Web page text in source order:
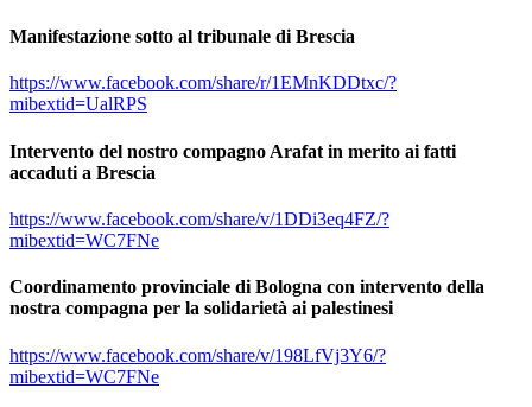
Manifestazione sotto al tribunale di Brescia
https://www.facebook.com/share/r/1EMnKDDtxc/?
mibextid=UalRPS
Intervento del nostro compagno Arafat in merito ai fatti
accaduti a Brescia
https://www.facebook.com/share/v/1DDi3eq4FZ/?
mibextid=WC7FNe
Coordinamento provinciale di Bologna con intervento della
nostra compagna per la solidarietà ai palestinesi
https://www.facebook.com/share/v/198LfVj3Y6/?
mibextid=WC7FNe